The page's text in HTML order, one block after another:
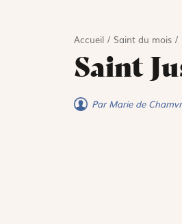
Accueil/ Saint du mois/
Saint
Par Marie de